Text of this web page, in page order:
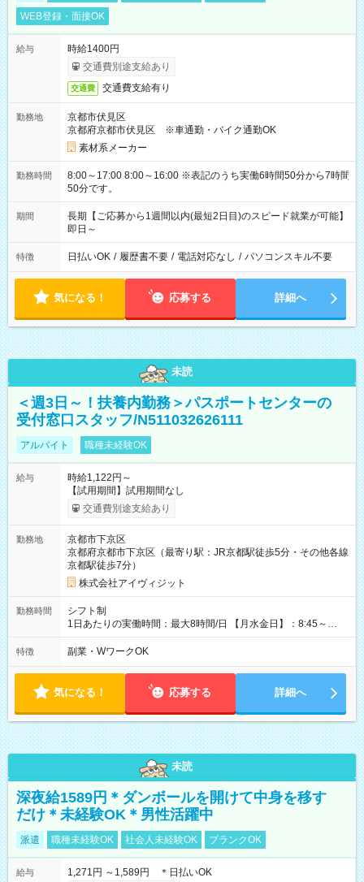
WEB登録・面接OK
給与
時給1400円
交通費別途支給あり
交通費 交通費支給有り
勤務地
京都市伏見区
京都府京都市伏見区 ※車通勤・バイク通勤OK
素材系メーカー
勤務時間
8:00～17:00 8:00～16:00 ※表記のうち実働6時間50分から7時間
50分です。
期間
長期【ご応募から1週間以内(最短2日目)のスピード就業が可能】
即日～
特徴 日払いOK / 履歴書不要 / 電話対応なし / パソコンスキル不要
気になる！ 応募する 詳細へ
未読
＜週3日～！扶養内勤務＞パスポートセンターの
受付窓口スタッフ/N511032626111
アルバイト 職種未経験OK
給与
時給1,122円～
【試用期間】試用期間なし
交通費別途支給あり
勤務地
京都市下京区
京都府京都市下京区（最寄り駅：JR京都駅徒歩5分・その他各線
京都駅徒歩7分）
株式会社アイヴィジット
勤務時間
シフト制
1日あたりの実働時間：最大8時間/日 【月水金日】：8:45～
16:30 【火木】：8:45～19:00 週3日～OK、シフト制 ※扶養内
勤務OK ※月1回～2回程度、日曜日出勤をお願いします。 ※時間
ん。
特徴 副業・WワークOK
気になる！ 応募する 詳細へ
未読
深夜給1589円＊ダンボールを開けて中身を移す
だけ＊未経験OK＊男性活躍中
派遣 職種未経験OK 社会人未経験OK ブランクOK
給与 1,271円 ～1,589円 ＊日払いOK